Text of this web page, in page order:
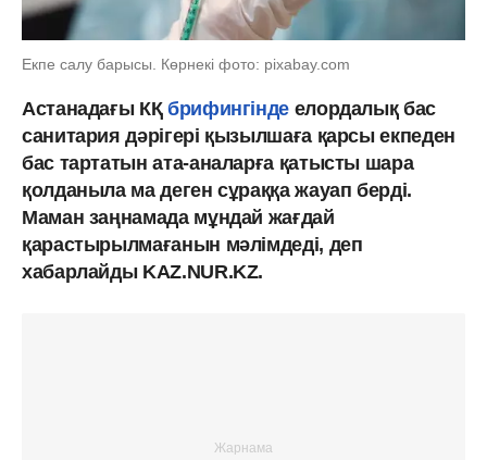
Екпе салу барысы. Көрнекі фото: pixabay.com
Астанадағы КҚ брифингінде елордалық бас
санитария дәрігері қызылшаға қарсы екпеден
бас тартатын ата-аналарға қатысты шара
қолданыла ма деген сұраққа жауап берді.
Маман заңнамада мұндай жағдай
қарастырылмағанын мәлімдеді, деп
хабарлайды KAZ.NUR.KZ.